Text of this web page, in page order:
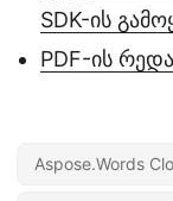
SDK-ის
PDF-ის
Aspose.Words